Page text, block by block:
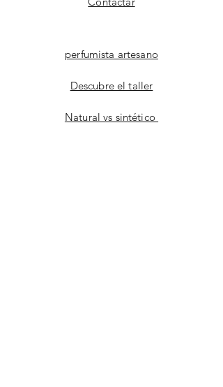
perfumista artesano
Descubre el taller
Natural vs sintético